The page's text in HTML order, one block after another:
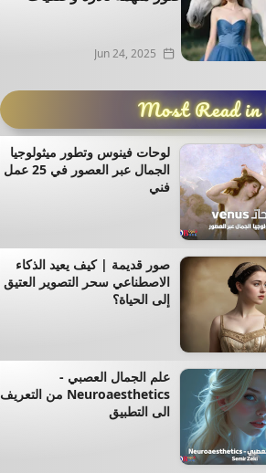
Jun 24, 2025
Most Read
لوحات فينوس وتطور ميثولوجيا
الجمال عبر العصور في 25 عمل
فني
صور قديمة | كيف يعيد الذكاء
الاصطناعي سحر التصوير العتيق
إلى الحياة؟
علم الجمال العصبي -
Neuroaesthetics من التعريف
الى التطبيق